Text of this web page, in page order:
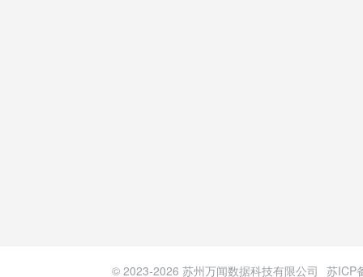
© 2023-2026 苏州万闻数据科技有限公司 苏ICP